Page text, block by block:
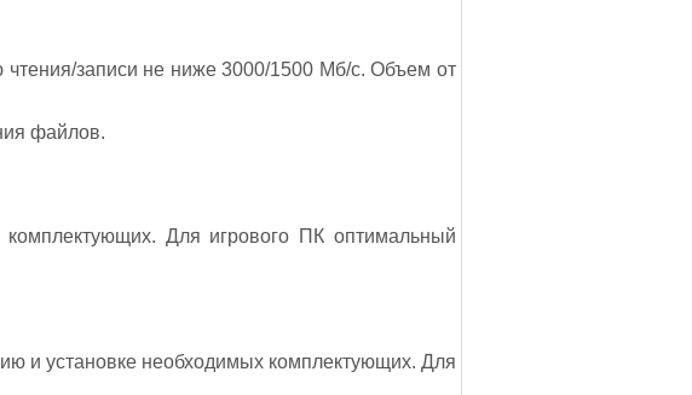
чтения/записи не ниже 3000/1500 Мб/с. Объем от
файлов.
Для игрового ПК оптимальный
и установке необходимых комплектующих. Для